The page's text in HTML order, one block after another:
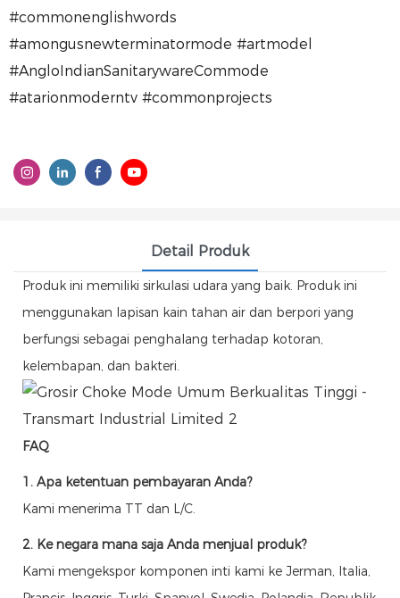
#commonenglishwords
#amongusnewterminatormode #artmodel
#AngloIndianSanitarywareCommode
#atarionmoderntv #commonprojects
Detail Produk
Produk ini memiliki sirkulasi udara yang baik. Produk ini
menggunakan lapisan kain tahan air dan berpori yang
berfungsi sebagai penghalang terhadap kotoran,
kelembapan, dan bakteri.
FAQ
1. Apa ketentuan pembayaran Anda?
Kami menerima TT dan L/C.
2. Ke negara mana saja Anda menjual produk?
Kami mengekspor komponen inti kami ke Jerman, Italia,